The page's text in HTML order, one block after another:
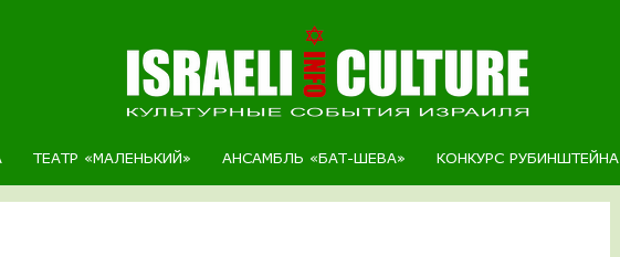
ТЕАТР «МАЛЕНЬКИЙ» АНСАМБЛЬ «БАТ-ШЕВА» КОНКУРС РУБИНШТЕЙНА